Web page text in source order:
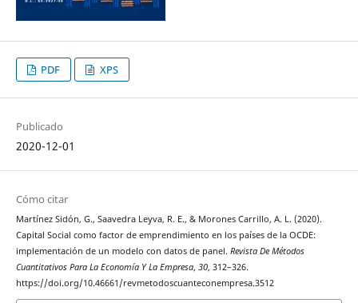
PDF XPS
Publicado
2020-12-01
Cómo citar
Martínez Sidón, G., Saavedra Leyva, R. E., & Morones Carrillo, A. L. (2020).
Capital Social como factor de emprendimiento en los países de la OCDE:
implementación de un modelo con datos de panel. Revista De Métodos
Cuantitativos Para La Economía Y La Empresa, 30, 312–326.
https://doi.org/10.46661/revmetodoscuanteconempresa.3512